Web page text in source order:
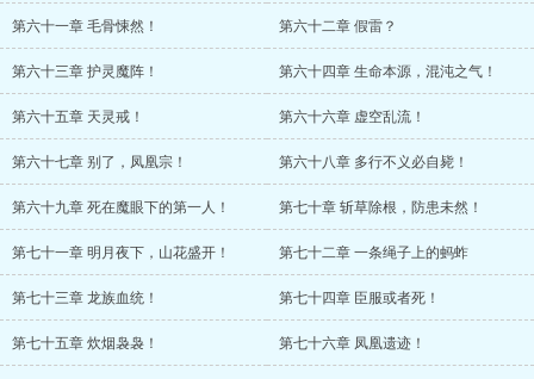
第六十一章 毛骨悚然！ 第六十二章 假雷？
第六十三章 护灵魔阵！ 第六十四章 生命本源，混沌之气！
第六十五章 天灵戒！ 第六十六章 虚空乱流！
第六十七章 别了，凤凰宗！ 第六十八章 多行不义必自毙！
第六十九章 死在魔眼下的第一人！ 第七十章 斩草除根，防患未然！
第七十一章 明月夜下，山花盛开！ 第七十二章 一条绳子上的蚂蚱
第七十三章 龙族血统！ 第七十四章 臣服或者死！
第七十五章 炊烟袅袅！ 第七十六章 凤凰遗迹！